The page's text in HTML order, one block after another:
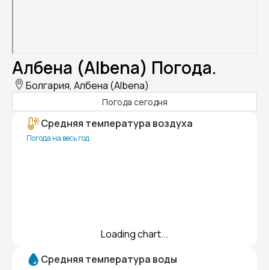
Албена (Albena) Погода.
Болгария, Албена (Albena)
Погода сегодня
Средняя температура воздуха
Погода на весь год
Loading chart...
Средняя температура воды